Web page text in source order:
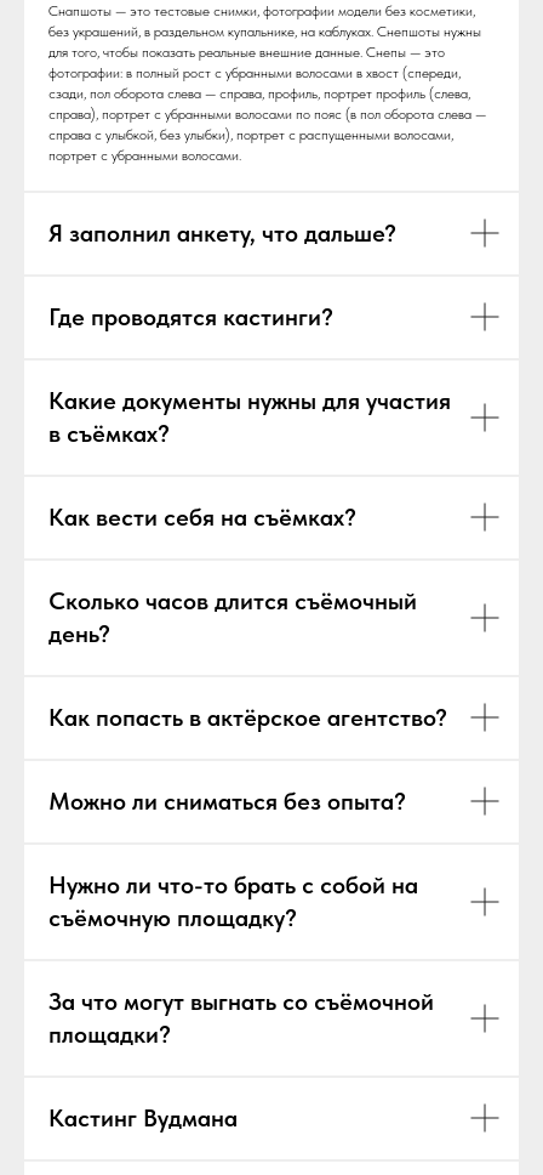
Снапшоты — это тестовые снимки, фотографии модели без косметики,
без украшений, в раздельном купальнике, на каблуках. Снепшоты нужны
для того, чтобы показать реальные внешние данные. Снепы — это
фотографии: в полный рост с убранными волосами в хвост (спереди,
сзади, пол оборота слева — справа, профиль, портрет профиль (слева,
справа), портрет с убранными волосами по пояс (в пол оборота слева —
справа с улыбкой, без улыбки), портрет с распущенными волосами,
портрет с убранными волосами.
Я заполнил анкету, что дальше?
Где проводятся кастинги?
Какие документы нужны для участия
в съёмках?
Как вести себя на съёмках?
Сколько часов длится съёмочный
день?
Как попасть в актёрское агентство?
Можно ли сниматься без опыта?
Нужно ли что-то брать с собой на
съёмочную площадку?
За что могут выгнать со съёмочной
площадки?
Кастинг Вудмана